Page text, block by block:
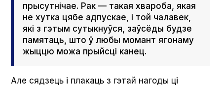
прысутнічае. Рак — такая хвароба, якая
не хутка цябе адпускае, і той чалавек,
які з гэтым сутыкнуўся, заўсёды будзе
памятаць, што ў любы момант ягонаму
жыццю можа прыйсці канец.
Але сядзець і плакаць з гэтай нагоды ці